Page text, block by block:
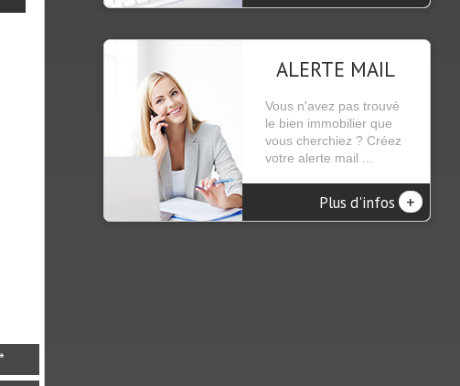
ALERTE MAIL
Vous n'avez pas trouvé
le bien immobilier que
vous cherchiez ? Créez
votre alerte mail ...
Plus d'infos +